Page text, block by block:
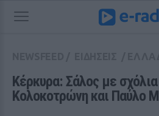
Κέρκυρα: Σάλος με σχόλια
Κολοκοτρώνη και Παύλο